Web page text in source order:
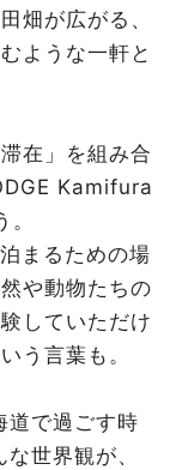
畑が広がる、
ような一軒と
在」を組み合
Kamifura
まるための場
や動物たちの
していただけ
う言葉も。
道で過ごす時
世界観が、